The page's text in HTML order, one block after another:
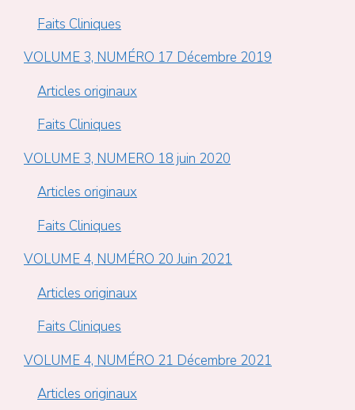
Faits Cliniques
VOLUME 3, NUMÉRO 17 Décembre 2019
Articles originaux
Faits Cliniques
VOLUME 3, NUMERO 18 juin 2020
Articles originaux
Faits Cliniques
VOLUME 4, NUMÉRO 20 Juin 2021
Articles originaux
Faits Cliniques
VOLUME 4, NUMÉRO 21 Décembre 2021
Articles originaux